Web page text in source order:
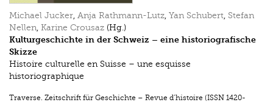
Michael Jucker, Anja Rathmann-Lutz, Yan Schubert, Stefan
Nellen, Karine Crousaz (Hg.)
Kulturgeschichte in der Schweiz – eine historiografische
Skizze
Histoire culturelle en Suisse – une esquisse
historiographique
Traverse. Zeitschrift für Geschichte – Revue d’histoire (ISSN 1420-